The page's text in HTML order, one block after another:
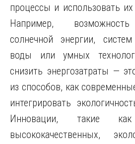
процессы и использовать
Например, возможность
солнечной энергии,
воды или умных
снизить энергозатраты —
из способов, как
интегрировать
Инновации, такие как
высококачественных,